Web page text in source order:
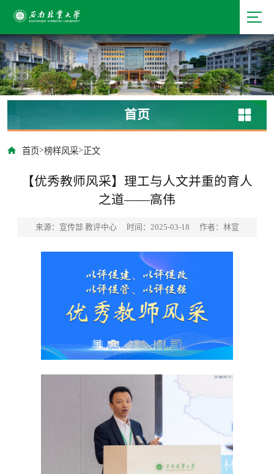
首页
首页>榜样风采>正文
【优秀教师风采】理工与人文并重的育人
之道——高伟
来源：宣传部 教评中心 时间：2025-03-18 作者：林宣